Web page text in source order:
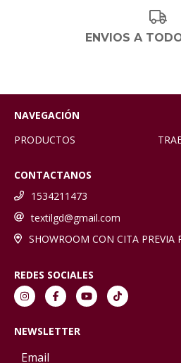
ENVIOS A
NAVEGACIÓN
PRODUCTOS
CONTACTANOS
1534211473
textilgd@gmail.com
SHOWROOM CON CITA PREVIA
REDES SOCIALES
NEWSLETTER